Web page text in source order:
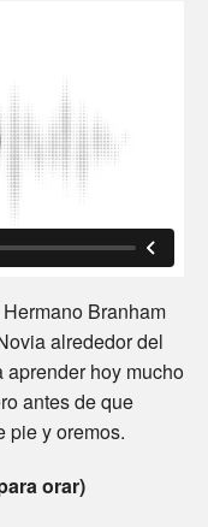
Branham
alrededor del
aprender hoy mucho
antes de que
pie y oremos.
orar)